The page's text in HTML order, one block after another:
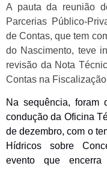
A pauta da reunião
Parcerias Público-
de Contas, que tem
do Nascimento, teve
revisão da Nota
Contas na
Na sequência, foram
condução da Oficina
de dezembro, com o
Hídricos sobre
evento que